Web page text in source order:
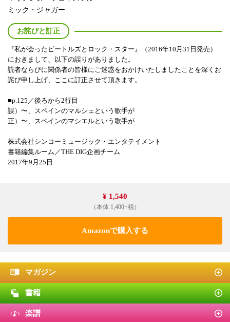
ミック・ジャガー
お詫びと訂正
『私が会ったビートルズとロック・スター』（2016年10月31日発売）
におきまして、以下の誤りがありました。
読者ならびに関係者の皆様にご迷惑をおかけいたしましたことを深くお
詫び申し上げ、ここに訂正させて頂きます。
■p.125／後ろから2行目
誤）〜、スペインのマルシェという歌手が
正）〜、スペインのマシエルという歌手が
株式会社シンコーミュージック・エンタテイメント
書籍編集ルーム／THE DIG企画チーム
2017年9月25日
¥ 1,540
（本体 1,400+税）
Amazonで購入する
マガジン
書籍
楽譜